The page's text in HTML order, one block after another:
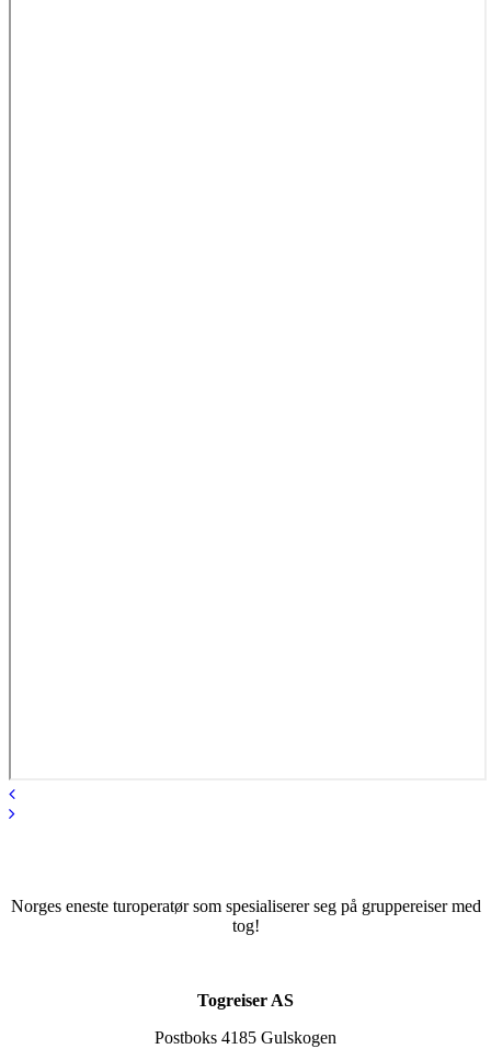
Norges eneste turoperatør som spesialiserer seg på gruppereiser med
tog!
Togreiser AS
Postboks 4185 Gulskogen